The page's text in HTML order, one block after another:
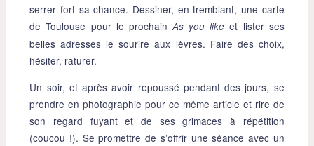
serrer fort sa chance. Dessiner, en tremblant, une carte
de Toulouse pour le prochain As you like et lister ses
belles adresses le sourire aux lèvres. Faire des choix,
hésiter, raturer.
Un soir, et après avoir repoussé pendant des jours, se
prendre en photographie pour ce même article et rire de
son regard fuyant et de ses grimaces à répétition
(coucou !). Se promettre de s’offrir une séance avec un